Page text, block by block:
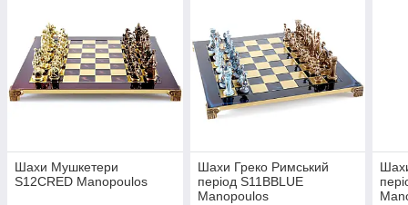
Шахи Мушкетери
S12CRED Manopoulos
Шахи Греко Римський
період S11BBLUE
Manopoulos